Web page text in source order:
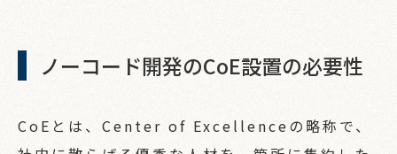
ノーコード開発のCoE設置の必要性
CoEとは、Center of Excellenceの略称で、